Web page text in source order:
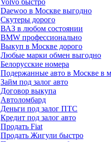
Volvo быстро
Daewoo в Москве выгодно
Скутеры дорого
ВАЗ в любом состоянии
BMW профессионально
Выкуп в Москве дорого
Любые марки обмен выгодно
Белорусские номера
Подержанные авто в Москве в
Займ под залог авто
Договор выкупа
Автоломбард
Деньги под залог ПТС
Кредит под залог авто
Продать Fiat
Продать Жигули быстро